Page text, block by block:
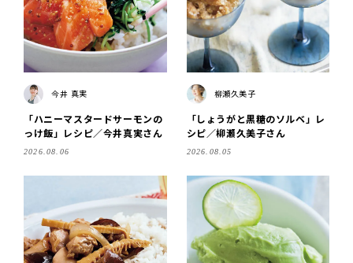
今井 真実
「ハニーマスタードサーモンの
っけ飯」レシピ／今井真実さん
2026.08.06
柳瀬久美子
「しょうがと黒糖のソルベ」レ
シピ／柳瀬久美子さん
2026.08.05